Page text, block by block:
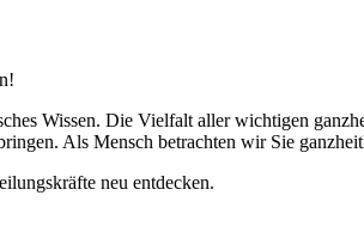
Wissen. Die Vielfalt aller wichtigen
Als Mensch betrachten wir Sie
neu entdecken.